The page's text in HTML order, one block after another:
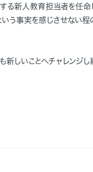
る新人教育担当者を任
いう事実を感じさせない程
しいことへチャレンジし